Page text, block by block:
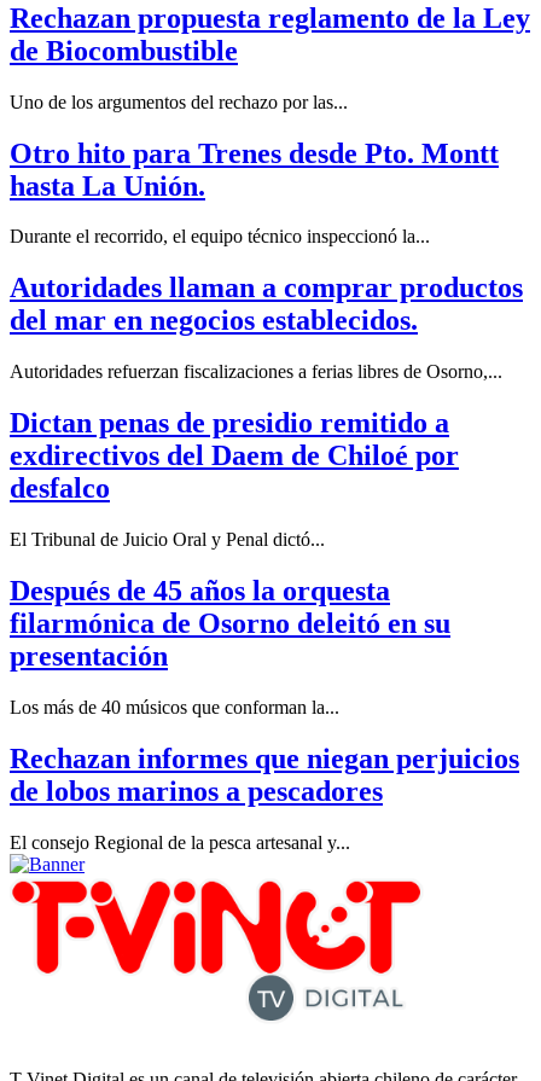
Rechazan propuesta reglamento de la Ley
de Biocombustible
Uno de los argumentos del rechazo por las...
Otro hito para Trenes desde Pto. Montt
hasta La Unión.
Durante el recorrido, el equipo técnico inspeccionó la...
Autoridades llaman a comprar productos
del mar en negocios establecidos.
Autoridades refuerzan fiscalizaciones a ferias libres de Osorno,...
Dictan penas de presidio remitido a
exdirectivos del Daem de Chiloé por
desfalco
El Tribunal de Juicio Oral y Penal dictó...
Después de 45 años la orquesta
filarmónica de Osorno deleitó en su
presentación
Los más de 40 músicos que conforman la...
Rechazan informes que niegan perjuicios
de lobos marinos a pescadores
El consejo Regional de la pesca artesanal y...